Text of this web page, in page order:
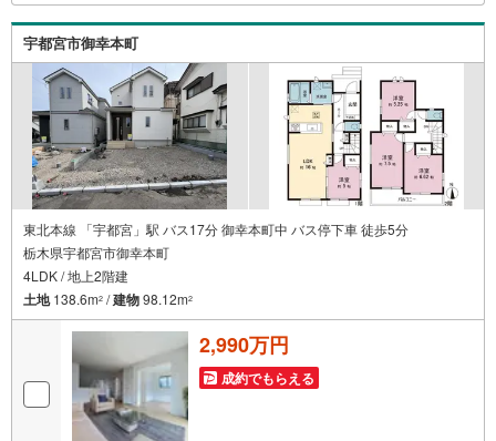
の事ならなんでもご相談いただけます。お客様の要望をお
伺いしながら誠心誠意、全力でサポートさせて頂きます。
お客様一人一人に合わせたライフプランのご提案をさせて
いただきます。お気軽にご相談ください。
宇都宮市御幸本町
東北本線 「宇都宮」駅 バス17分 御幸本町中 バス停下車 徒歩5分
栃木県宇都宮市御幸本町
4LDK / 地上2階建
土地138.6m2 /建物98.12m2
2,990万円
成約でもらえる